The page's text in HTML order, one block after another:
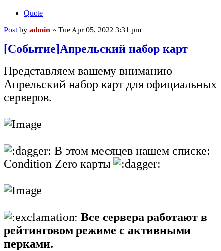
Quote
Post by admin » Tue Apr 05, 2022 3:31 pm
[Событие]Апрельский набор карт
Представляем вашему вниманию
Апрельский набор карт для официальных
серверов.
В этом месяцев нашем списке:
Condition Zero карты
Все сервера работают в
рейтинговом режиме с активными
перками.